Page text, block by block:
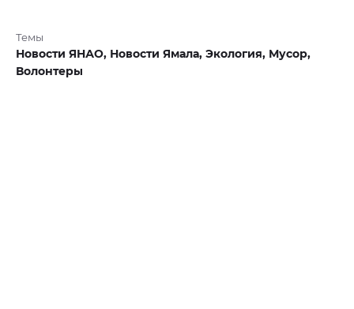
Темы
Новости ЯНАО, Новости Ямала, Экология, Мусор,
Волонтеры